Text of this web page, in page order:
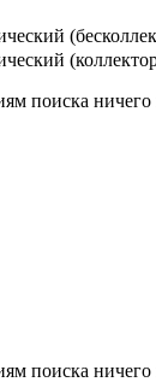
поиска ничего
поиска ничего